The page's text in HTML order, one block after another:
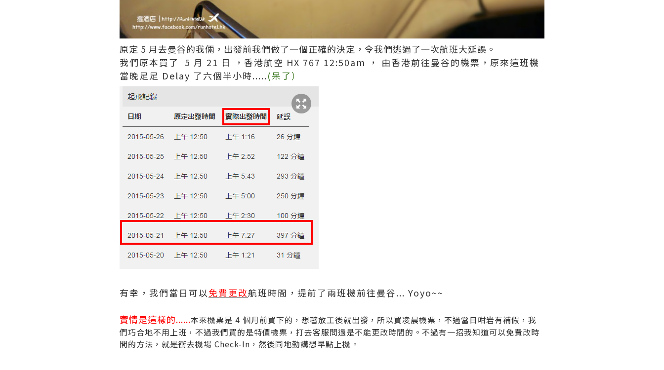
原定 5 月去曼谷的我倆，出發前我們做了一個正確的決定，令我們逃過了一次航班大延誤。
我們原本買了 5 月 21 日 ，香港航空 HX 767 12:50am ， 由香港前往曼谷的機票，原來這班機
當晚足足 Delay 了六個半小時.....(呆了）
有幸，我們當日可以免費更改航班時間，提前了兩班機前往曼谷... Yoyo~~
實情是這樣的......本來機票是 4 個月前買下的，想著放工後就出發，所以買凌晨機票，不過當日咁岩有補假，我
們巧合地不用上班，不過我們買的是特價機票，打去客服問過是不能更改時間的。不過有一招我知道可以免費改時
間的方法，就是衝去機場 Check-In，然後同地勤講想早點上機。